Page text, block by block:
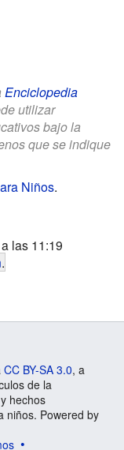
Enciclopedia
utilizar
bajo la
que se indique
Niños.
las 11:19
.
CC BY-SA 3.0, a
de la
hechos
niños. Powered by